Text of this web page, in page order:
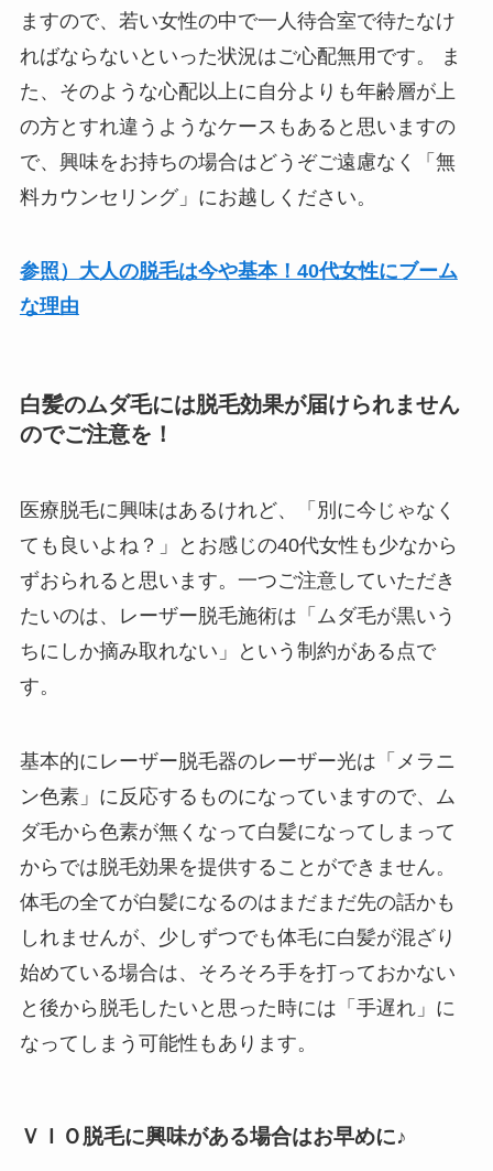
ますので、若い女性の中で一人待合室で待たなけ
ればならないといった状況はご心配無用です。 ま
た、そのような心配以上に自分よりも年齢層が上
の方とすれ違うようなケースもあると思いますの
で、興味をお持ちの場合はどうぞご遠慮なく「無
料カウンセリング」にお越しください。
参照）大人の脱毛は今や基本！40代女性にブーム
な理由
白髪のムダ毛には脱毛効果が届けられません
のでご注意を！
医療脱毛に興味はあるけれど、「別に今じゃなく
ても良いよね？」とお感じの40代女性も少なから
ずおられると思います。一つご注意していただき
たいのは、レーザー脱毛施術は「ムダ毛が黒いう
ちにしか摘み取れない」という制約がある点で
す。
基本的にレーザー脱毛器のレーザー光は「メラニ
ン色素」に反応するものになっていますので、ム
ダ毛から色素が無くなって白髪になってしまって
からでは脱毛効果を提供することができません。
体毛の全てが白髪になるのはまだまだ先の話かも
しれませんが、少しずつでも体毛に白髪が混ざり
始めている場合は、そろそろ手を打っておかない
と後から脱毛したいと思った時には「手遅れ」に
なってしまう可能性もあります。
ＶＩＯ脱毛に興味がある場合はお早めに♪